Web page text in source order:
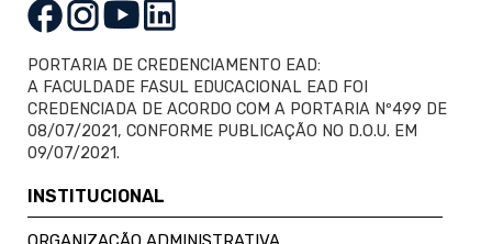
PORTARIA DE CREDENCIAMENTO EAD:
A FACULDADE FASUL EDUCACIONAL EAD FOI
CREDENCIADA DE ACORDO COM A PORTARIA Nº499 DE
08/07/2021, CONFORME PUBLICAÇÃO NO D.O.U. EM
09/07/2021.
INSTITUCIONAL